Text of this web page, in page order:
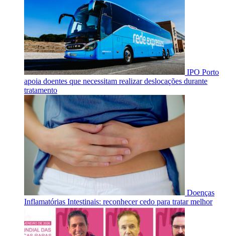
IPO Porto
apoia doentes que necessitam realizar deslocações durante
tratamento
Doenças
Inflamatórias Intestinais: reconhecer cedo para tratar melhor